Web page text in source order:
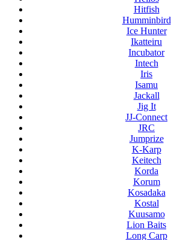
Hitfish
Humminbird
Ice Hunter
Ikatteiru
Incubator
Intech
Iris
Isamu
Jackall
Jig It
JJ-Connect
JRC
Jumprize
K-Karp
Keitech
Korda
Korum
Kosadaka
Kostal
Kuusamo
Lion Baits
Long Carp